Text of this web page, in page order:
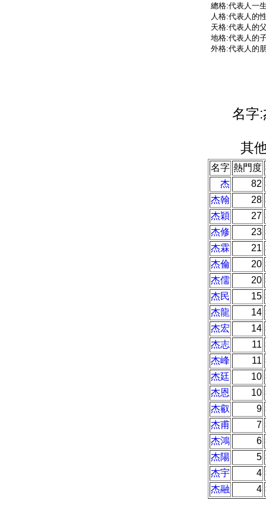
總格:代表人一
人格:代表人的
天格:代表人的
地格:代表人的
外格:代表人的
名字
其
名字 熱門度
杰
82
杰翰
28
杰穎
27
杰修
23
杰霖
21
杰倫
20
杰儒
20
杰民
15
杰龍
14
杰宏
14
杰志
11
杰峰
11
杰廷
10
杰恩
10
杰叡
9
杰甫
7
杰鴻
6
杰陽
5
杰宇
4
杰融
4